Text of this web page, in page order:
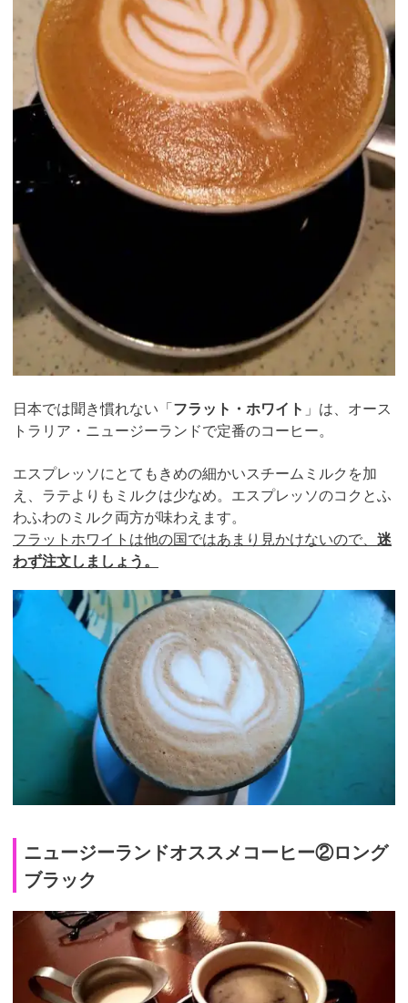
日本では聞き慣れない「フラット・ホワイト 」は、オース
トラリア・ニュージーランドで定番のコーヒー。
エスプレッソにとてもきめの細かいスチームミルクを加
え、ラテよりもミルクは少なめ。エスプレッソのコクとふ
わふわのミルク両方が味わえます。
フラットホワイトは他の国ではあまり見かけないので、 迷
わず注文しましょう。
ニュージーランドオススメコーヒー②ロング
ブラック